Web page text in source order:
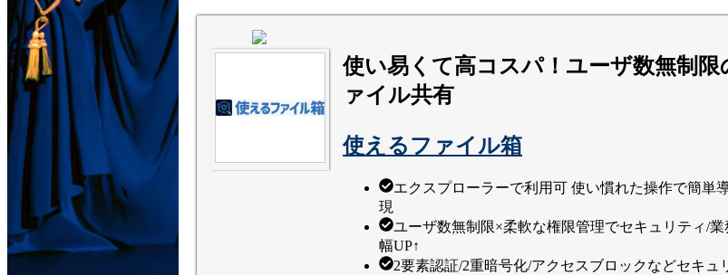
使い易くて高コスパ！ユーザ数無制限
ァイル共有
使えるファイル箱
エクスプローラーで利用可 使い慣れた操作で簡単
現
ユーザ数無制限×柔軟な権限管理でセキュリティ/業
幅UP↑
2要素認証/2重暗号化/アクセスブロックなどセキュ